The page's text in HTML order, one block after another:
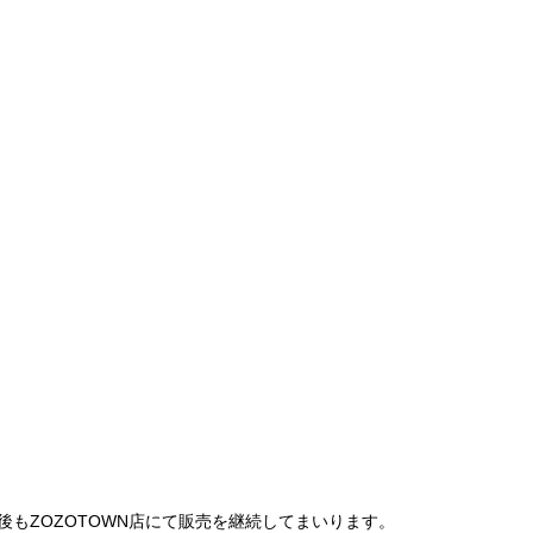
ZOZOTOWN店にて販売を継続してまいります。